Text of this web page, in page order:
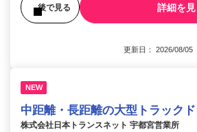
後で見る 詳細を見
更新日： 2026/08/
NEW
中距離・長距離の大型トラック
株式会社日本トランスネット 宇都宮営業所